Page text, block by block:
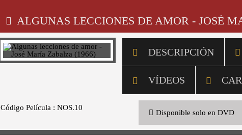
ALGUNAS LECCIONES DE AMOR - JOSÉ
DESCRIPCIÓN
VÍDEOS
Código Película : NOS.10
Disponible solo en DVD